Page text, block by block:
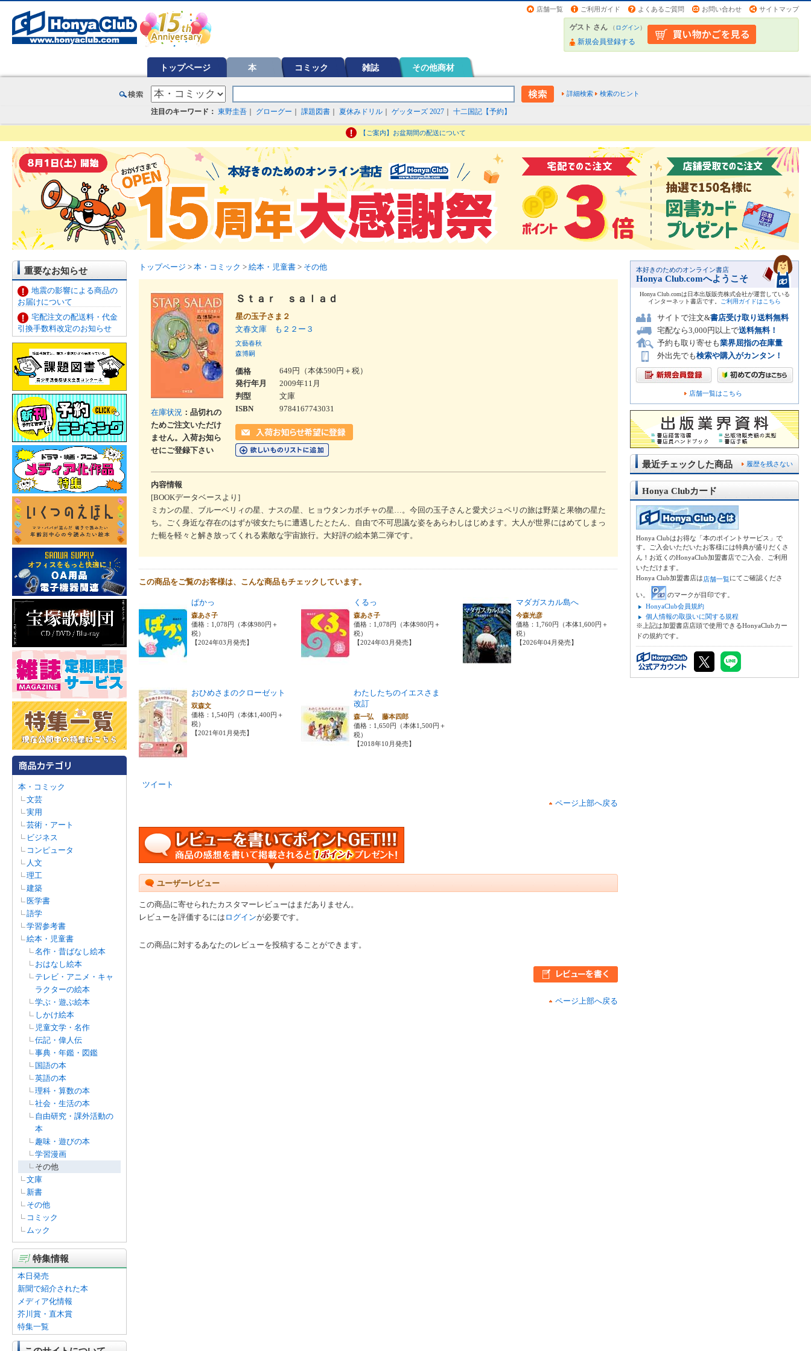
店舗一覧 ご利用ガイド よくあるご質問 お問い合わせ サイトマップ
ゲスト さん （ログイン）
新規会員登録する
トップページ 本 コミック 雑誌 その他商材
詳細検索 検索のヒント
注目のキーワード： 東野圭吾 グローグー 課題図書 夏休みドリル ゲッターズ 2027 十二国記【予約】
【ご案内】お盆期間の配送について
重要なお知らせ
地震の影響による商品の
お届けについて
宅配注文の配送料・代金
引換手数料改定のお知らせ
本・コミック
文芸
実用
芸術・アート
ビジネス
コンピュータ
人文
理工
建築
医学書
語学
学習参考書
絵本・児童書
名作・昔ばなし絵本
おはなし絵本
テレビ・アニメ・キャ
ラクターの絵本
学ぶ・遊ぶ絵本
しかけ絵本
児童文学・名作
伝記・偉人伝
事典・年鑑・図鑑
国語の本
英語の本
理科・算数の本
社会・生活の本
自由研究・課外活動の
本
趣味・遊びの本
学習漫画
その他
文庫
新書
その他
コミック
ムック
特集情報
本日発売
新聞で紹介された本
メディア化情報
芥川賞・直木賞
特集一覧
トップページ > 本・コミック > 絵本・児童書 > その他
在庫状況 ：品切れの
ためご注文いただけ
ません。入荷お知ら
せにご登録下さい
Ｓｔａｒ ｓａｌａｄ
星の玉子さま２
文春文庫 も２２ー３
文藝春秋
森博嗣
価格
649円（本体590円＋税）
発行年月
2009年11月
判型
文庫
ISBN
9784167743031
内容情報
[BOOKデータベースより]
ミカンの星、ブルーベリィの星、ナスの星、ヒョウタンカボチャの星…。今回の玉子さんと愛犬ジュペリの旅は野菜と果物の星た
ち。ごく身近な存在のはずが彼女たちに遭遇したとたん、自由で不可思議な姿をあらわしはじめます。大人が世界にはめてしまっ
た軛を軽々と解き放ってくれる素敵な宇宙旅行。大好評の絵本第二弾です。
この商品をご覧のお客様は、こんな商品もチェックしています。
ぱかっ
森あさ子
価格：1,078円（本体980円＋
税）
【2024年03月発売】
くるっ
森あさ子
価格：1,078円（本体980円＋
税）
【2024年03月発売】
マダガスカル島へ
今森光彦
価格：1,760円（本体1,600円＋
税）
【2026年04月発売】
おひめさまのクローゼット
双森文
価格：1,540円（本体1,400円＋
税）
【2021年01月発売】
わたしたちのイエスさま
改訂
森一弘 藤本四郎
価格：1,650円（本体1,500円＋
税）
【2018年10月発売】
ツイート
ページ上部へ戻る
ユーザーレビュー
この商品に寄せられたカスタマーレビューはまだありません。
レビューを評価するには ログインが必要です。
この商品に対するあなたのレビューを投稿することができます。
ページ上部へ戻る
本好きのためのオンライン書店
Honya Club.comへようこそ
Honya Club.comは日本出版販売株式会社が運営している
インターネット書店です。
ご利用ガイドはこちら
サイトで注文&書店受け取り送料無料
宅配なら3,000円以上で送料無料！
予約も取り寄せも業界屈指の在庫量
外出先でも検索や購入がカンタン！
店舗一覧はこちら
履歴を残さない
最近チェックした商品
Honya Clubカード
Honya Clubはお得な「本のポイントサービス」で
す。ご入会いただいたお客様には特典が盛りだくさ
ん！お近くのHonyaClub加盟書店でご入会、ご利用
いただけます。
Honya Club加盟書店は店舗一覧にてご確認くださ
い。
のマークが目印です。
HonyaClub会員規約
個人情報の取扱いに関する規程
※上記は加盟書店店頭で使用できるHonyaClubカー
ドの規約です。